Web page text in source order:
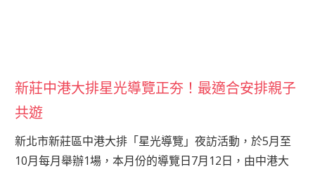
新莊中港大排星光導覽正夯！最適合安排親子
共遊
新北市新莊區中港大排「星光導覽」夜訪活動，於5月至
10月每月舉辦1場，本月份的導覽日7月12日，由中港大